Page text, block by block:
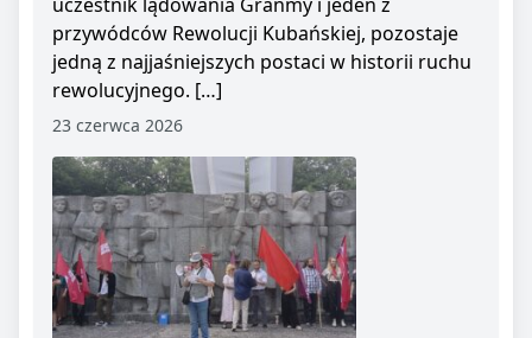
przywódców Rewolucji Kubańskiej, pozostaje
jedną z najjaśniejszych postaci w historii ruchu
rewolucyjnego. […]
23 czerwca 2026